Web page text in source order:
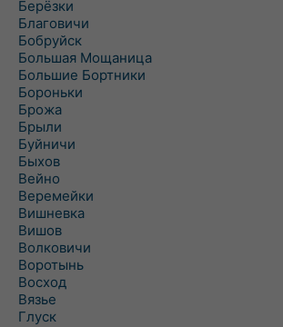
Берёзки
Благовичи
Бобруйск
Большая Мощаница
Большие Бортники
Бороньки
Брожа
Брыли
Буйничи
Быхов
Вейно
Веремейки
Вишневка
Вишов
Волковичи
Воротынь
Восход
Вязье
Глуск